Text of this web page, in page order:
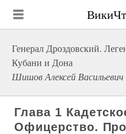
Генерал Дроздовский.
Кубани и Дона
Шишов Алексей Васильевич
Глава 1
Офицерство.